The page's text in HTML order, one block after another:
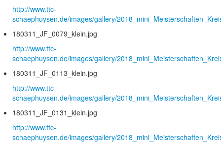
http://www.ttc-
schaephuysen.de/images/gallery/
180311_JF_0079_klein.jpg
http://www.ttc-
schaephuysen.de/images/gallery/
180311_JF_0113_klein.jpg
http://www.ttc-
schaephuysen.de/images/gallery/
180311_JF_0131_klein.jpg
http://www.ttc-
schaephuysen.de/images/gallery/